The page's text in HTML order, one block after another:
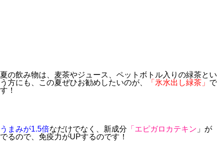
夏の飲み物は、麦茶やジュース、ペットボトル入りの緑茶とい
う方にも、この夏ぜひお勧めしたいのが、
「氷水出し緑茶」 で
す！
うまみが1.5倍なだけでなく、新成分 「エピガロカテキン 」が
でるので、免疫力がUPするのです！